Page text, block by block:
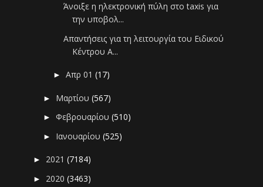
Άνοιξε η ηλεκτρονική πύλη στο taxis για
την υποβολ...
Απαντήσεις για τη λειτουργία του Ειδικού
Κέντρου Α...
►Απρ 01(17)
► Μαρτίου(567)
►Φεβρουαρίου(510)
► Ιανουαρίου(525)
► 2021(7184)
► 2020(3463)